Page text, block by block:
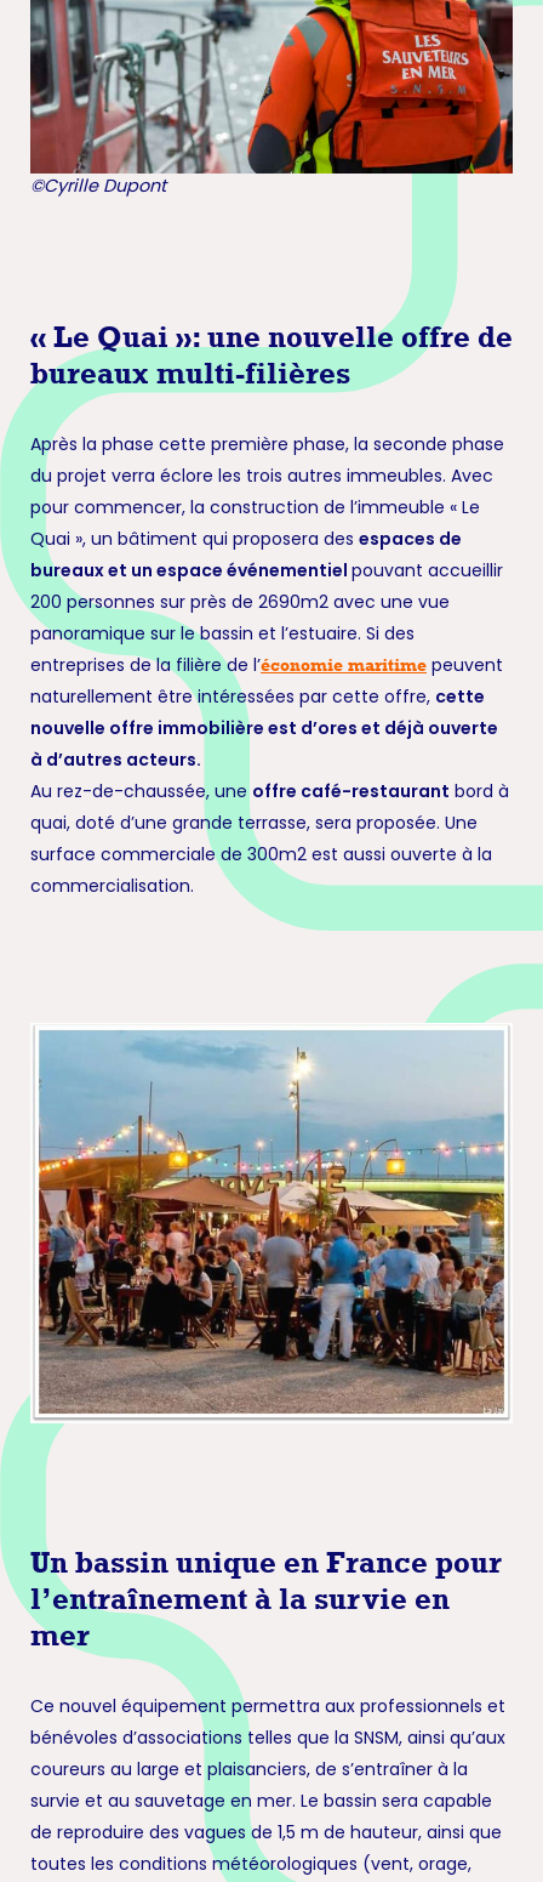
©Cyrille Dupont
« Le Quai »: une nouvelle offre de
bureaux multi-filières
Après la phase cette première phase, la seconde phase
du projet verra éclore les trois autres immeubles. Avec
pour commencer, la construction de l’immeuble « Le
Quai », un bâtiment qui proposera des espaces de
bureaux et un espace événementiel pouvant accueillir
200 personnes sur près de 2690m2 avec une vue
panoramique sur le bassin et l’estuaire. Si des
entreprises de la filière de l’économie maritime peuvent
naturellement être intéressées par cette offre, cette
nouvelle offre immobilière est d’ores et déjà ouverte
à d’autres acteurs.
Au rez-de-chaussée, une offre café-restaurant bord à
quai, doté d’une grande terrasse, sera proposée. Une
surface commerciale de 300m2 est aussi ouverte à la
commercialisation.
Un bassin unique en France pour
l’entraînement à la survie en
mer
Ce nouvel équipement permettra aux professionnels et
bénévoles d’associations telles que la SNSM, ainsi qu’aux
coureurs au large et plaisanciers, de s’entraîner à la
survie et au sauvetage en mer. Le bassin sera capable
de reproduire des vagues de 1,5 m de hauteur, ainsi que
toutes les conditions météorologiques (vent, orage,